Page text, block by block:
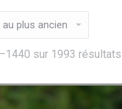
sur 1993 résultats